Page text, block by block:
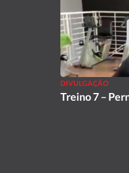
DIVULGAÇÃO
Treino 7 –